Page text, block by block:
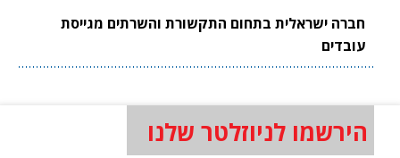
חברה ישראלית בתחום התקשורת והשרתים מגייסת
עובדים
הירשמו לניוזלטר שלנו